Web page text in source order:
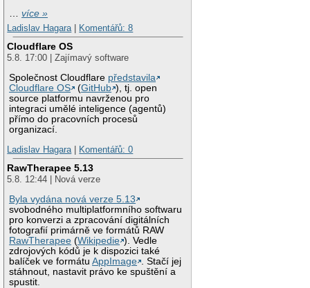
…více »
Ladislav Hagara| Komentářů: 8
Cloudflare OS
5.8. 17:00 | Zajímavý software
Společnost Cloudflare představila
Cloudflare OS
(GitHub ), tj. open
source platformu navrženou pro
integraci umělé inteligence (agentů)
přímo do pracovních procesů
organizací.
Ladislav Hagara| Komentářů: 0
RawTherapee 5.13
5.8. 12:44 | Nová verze
Byla vydána nová verze 5.13
svobodného multiplatformního softwaru
pro konverzi a zpracování digitálních
fotografií primárně ve formátů RAW
RawTherapee (Wikipedie ). Vedle
zdrojových kódů je k dispozici také
balíček ve formátuAppImage
. Stačí jej
stáhnout, nastavit právo ke spuštění a
spustit.